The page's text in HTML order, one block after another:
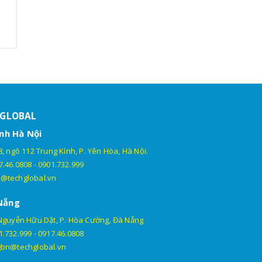
Hà Nội
ngõ 112 Trung Kính, P. Yên Hòa, Hà Nội.
-0901.732.999
Hữu Dật, P. Hòa Cường, Đà Nẵng
-0917.46.0808